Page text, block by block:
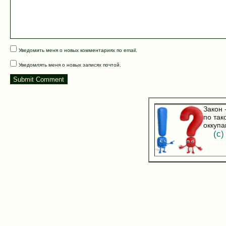
Уведомить меня о новых комментариях по email.
Уведомлять меня о новых записях почтой.
Закон
по
(с)